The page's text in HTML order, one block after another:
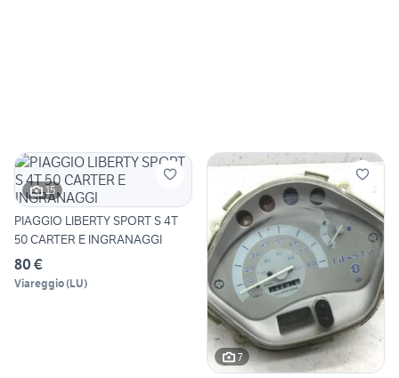
15
PIAGGIO LIBERTY SPORT S 4T
50 CARTER E INGRANAGGI
80 €
Viareggio(LU)
7